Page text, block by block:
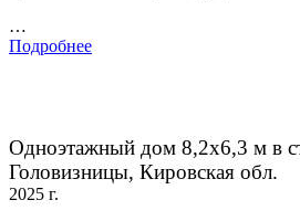
…
Подробнее
Одноэтажный дом 8,2х6,3 м в
Головизницы, Кировская обл.
2025 г.